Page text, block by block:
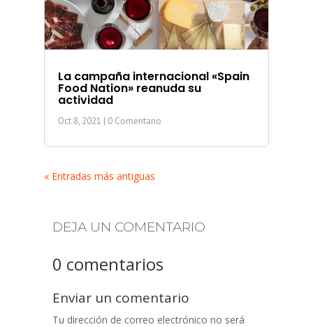
La campaña internacional «Spain
Food Nation» reanuda su
actividad
Oct 8, 2021 | 0 Comentario
« Entradas más antiguas
DEJA UN COMENTARIO
0 comentarios
Enviar un comentario
Tu dirección de correo electrónico no será